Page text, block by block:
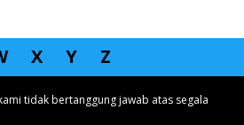
X Y Z
tidak bertanggung jawab atas segala